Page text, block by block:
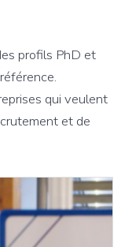
profils PhD et
qui veulent
et de